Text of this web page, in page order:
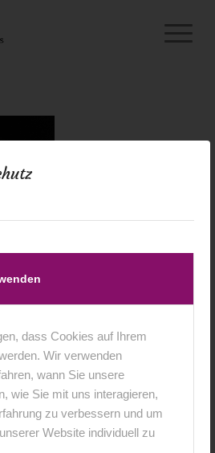
dass Cookies auf Ihrem
Wir verwenden
wann Sie unsere
wie Sie mit uns interagieren,
zu verbessern und um
Website individuell zu
0
KOMMENTARE